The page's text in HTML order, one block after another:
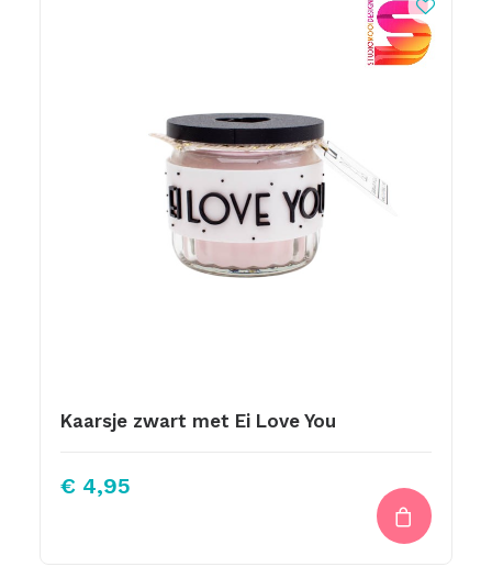
Kaarsje zwart met Ei Love You
€ 4,95